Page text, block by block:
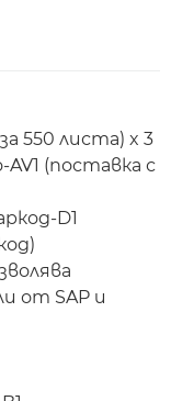
550 листа) x 3
(поставка с
D1
от SAP и